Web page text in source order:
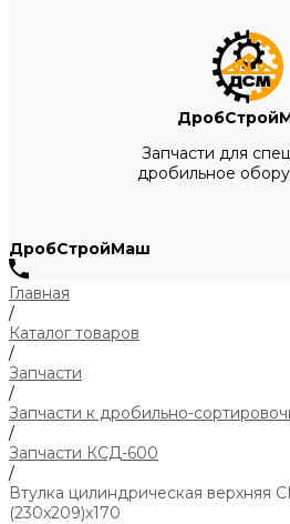
Запчасти для
дробильное
ДробСтройМаш
Главная
/
Каталог товаров
/
Запчасти
/
Запчасти к дробильно-
/
Запчасти КСД-600
/
Втулка цилиндрическая верхняя
(230х209)х170